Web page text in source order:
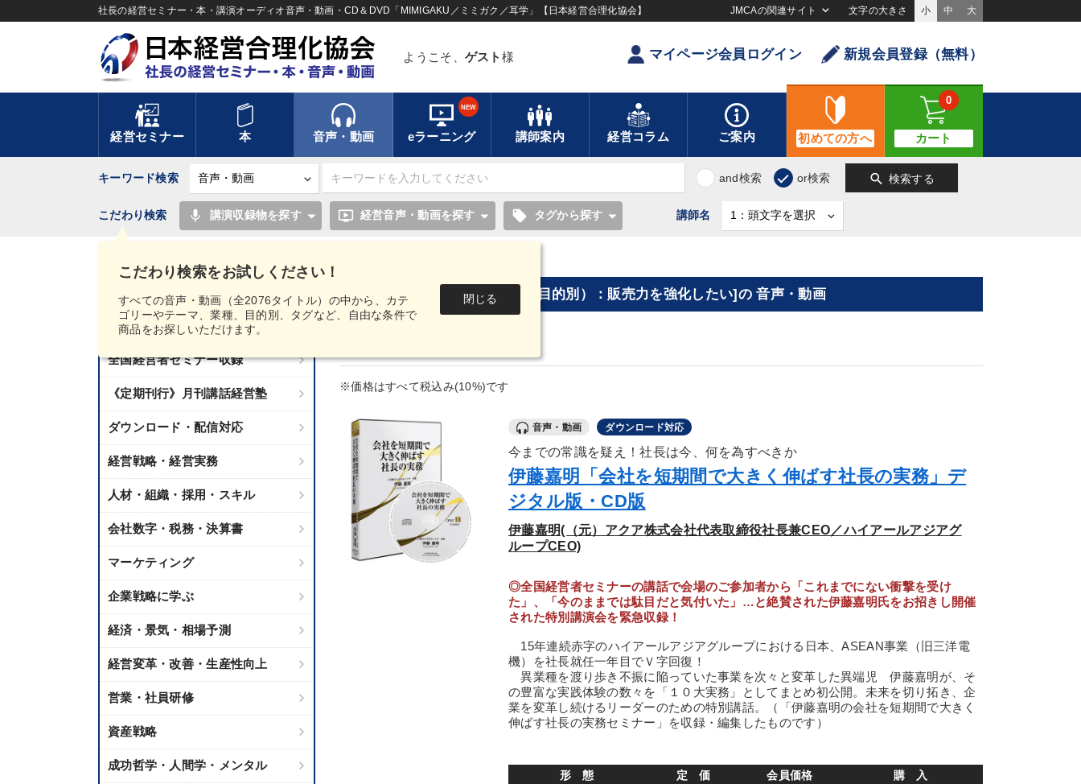
社長の経営セミナー・本・講演オーディオ音声・動画・CD＆DVD「MIMIGAKU／ミミガク／耳学」【日本経営合理化協会】 JMCAの関連サイト 文字の大きさ 小 中 大
ようこそ、 ゲスト 様 マイページ会員ログイン 新規会員登録（無料）
経営セミナー 本 音声・動画 eラーニング
NEW
講師案内 経営コラム ご案内 初めての方へ カート
0
キーワード検索 and検索 or検索 search 検索する
こだわり検索をお試しください！
すべての音声・動画（全2076タイトル）の中から、カテ
ゴリーやテーマ、業種、目的別、タグなど、自由な条件で
商品をお探しいただけます。
閉じる
こだわり検索 mic 講演収録物を探す ondemand_video 経営音声・動画を探す local_offer タグから探す 講師名
講話音声・動画カテゴリー
新刊音声・動画のご案内
全国経営者セミナー収録
《定期刊行》月刊講話経営塾
ダウンロード・配信対応
経営戦略・経営実務
人材・組織・採用・スキル
会社数字・税務・決算書
マーケティング
企業戦略に学ぶ
経済・景気・相場予測
経営変革・改善・生産性向上
営業・社員研修
資産戦略
成功哲学・人間学・メンタル
[タグ・キーワードから探す（目的別）：販売力を強化したい]の 音声・動画
※価格はすべて税込み(10%)です
音声・動画 ダウンロード対応
今までの常識を疑え！社長は今、何を為すべきか
伊藤嘉明「会社を短期間で大きく伸ばす社長の実務」デ
ジタル版・CD版
伊藤嘉明(（元）アクア株式会社代表取締役社長兼CEO／ハイアールアジアグ
ループCEO)
◎全国経営者セミナーの講話で会場のご参加者から「これまでにない衝撃を受け
た」、「今のままでは駄目だと気付いた」…と絶賛された伊藤嘉明氏をお招きし開催
された特別講演会を緊急収録！
15年連続赤字のハイアールアジアグループにおける日本、ASEAN事業（旧三洋電
機）を社長就任一年目でＶ字回復！
異業種を渡り歩き不振に陥っていた事業を次々と変革した異端児 伊藤嘉明が、そ
の豊富な実践体験の数々を「１０大実務」としてまとめ初公開。未来を切り拓き、企
業を変革し続けるリーダーのための特別講話。（「伊藤嘉明の会社を短期間で大きく
伸ばす社長の実務セミナー」を収録・編集したものです）
形 態 定 価 会員価格 購 入